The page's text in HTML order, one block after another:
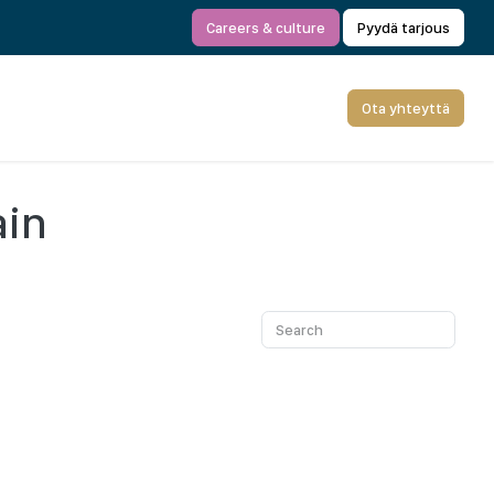
Careers & culture Pyydä tarjous
Ota yhteyttä